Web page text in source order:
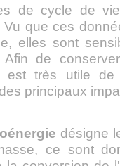
de cycle de
que ces
elles sont
Afin de
est très utile
principaux
désigne
ce sont